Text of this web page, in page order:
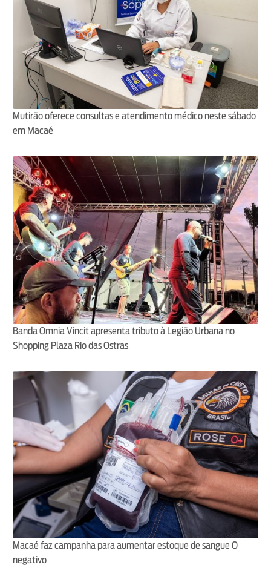
Mutirão oferece consultas e atendimento médico neste sábado
em Macaé
Banda Omnia Vincit apresenta tributo à Legião Urbana no
Shopping Plaza Rio das Ostras
Macaé faz campanha para aumentar estoque de sangue O
negativo